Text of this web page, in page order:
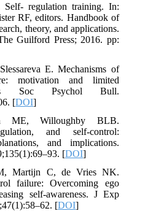
Self- regulation training. In:
RF, editors. Handbook of
theory, and applications.
Guilford Press; 2016. pp:
E. Mechanisms of
motivation and limited
Soc Psychol Bull.
[DOI
ME, Willoughby BLB.
and self-control:
and implications.
[DOI
Martijn C, de Vries NK.
failure: Overcoming ego
self-awareness. J Exp
[DOI